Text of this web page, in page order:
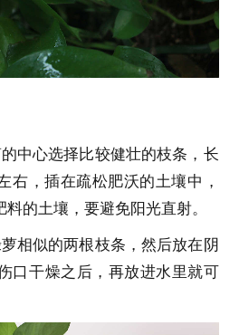
中心选择比较健壮的枝条，长
右，插在疏松肥沃的土壤中，
的土壤，要避免阳光直射。
相似的两根枝条，然后放在阴
口干燥之后，再放进水里就可